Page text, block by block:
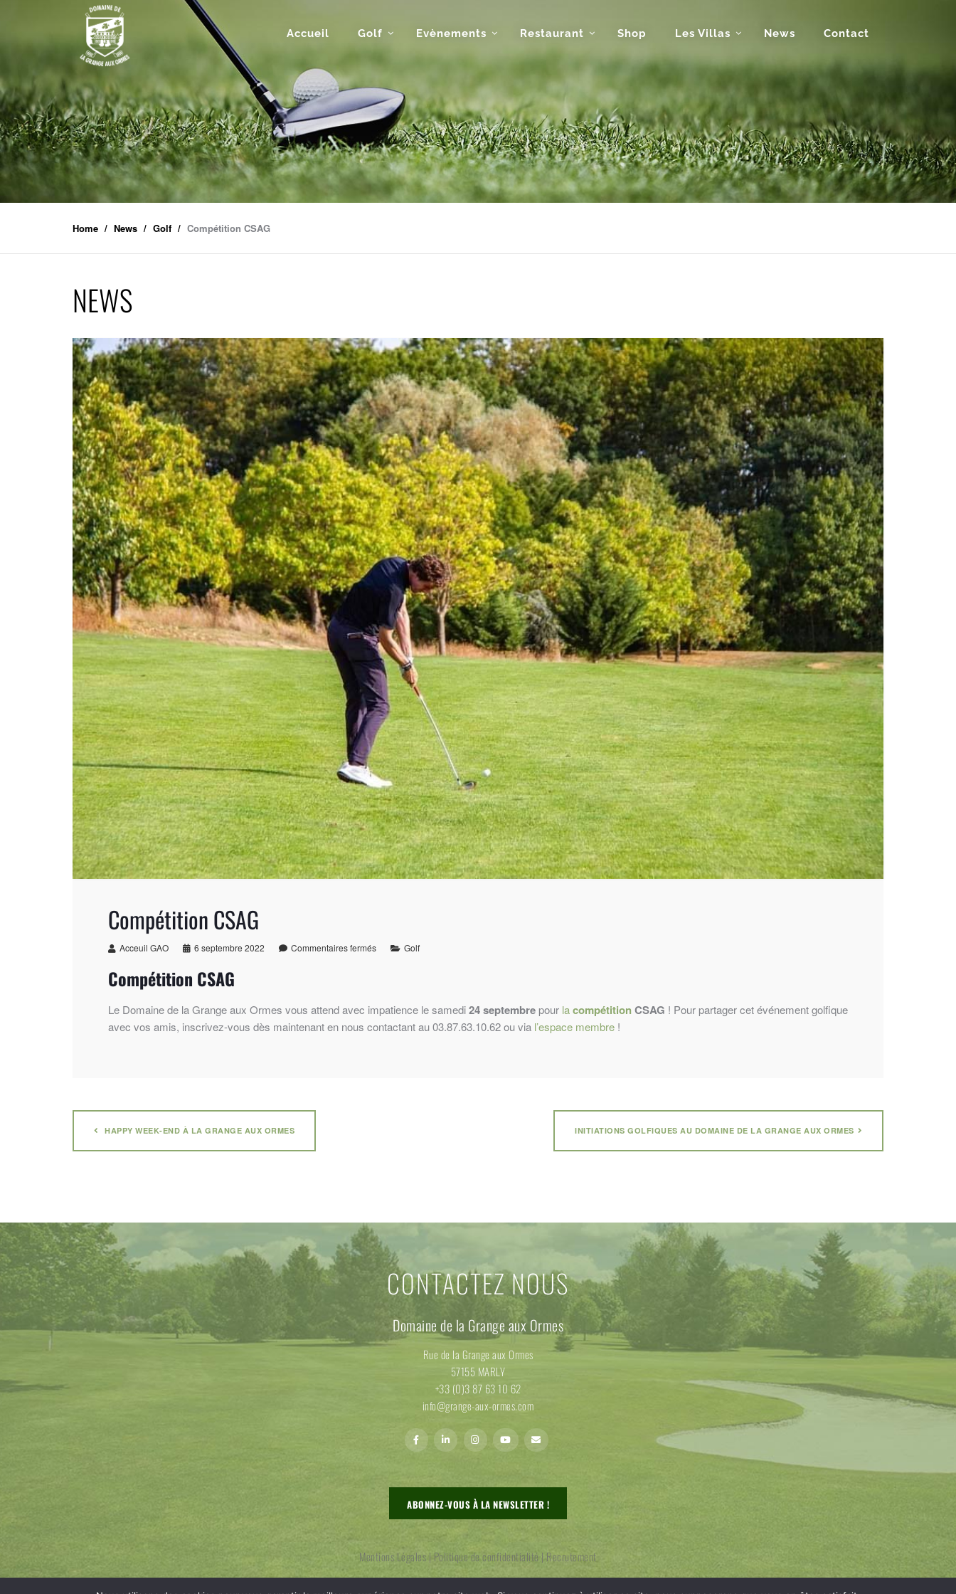
Accueil Golf Evènements Restaurant Shop Les Villas News Contact
Home News Golf Compétition CSAG
NEWS
Compétition CSAG
Acceuil GAO 6 septembre 2022 Commentaires fermés Golf
Compétition CSAG
Le Domaine de la Grange aux Ormes vous attend avec impatience le samedi24 septembre pour lacompétitionCSAG ! Pour partager cet événement golfique
avec vos amis, inscrivez-vous dès maintenant en nous contactant au 03.87.63.10.62 ou via l’espace membre !
HAPPY WEEK-END À LA GRANGE AUX ORMES INITIATIONS GOLFIQUES AU DOMAINE DE LA GRANGE AUX ORMES
CONTACTEZ NOUS
Domaine de la Grange aux Ormes
Rue de la Grange aux Ormes
57155 MARLY
+33 (0)3 87 63 10 62
info@grange-aux-ormes.com
ABONNEZ-VOUS À LA NEWSLETTER !
Mentions Légales | Politique de confidentialité | Recrutement